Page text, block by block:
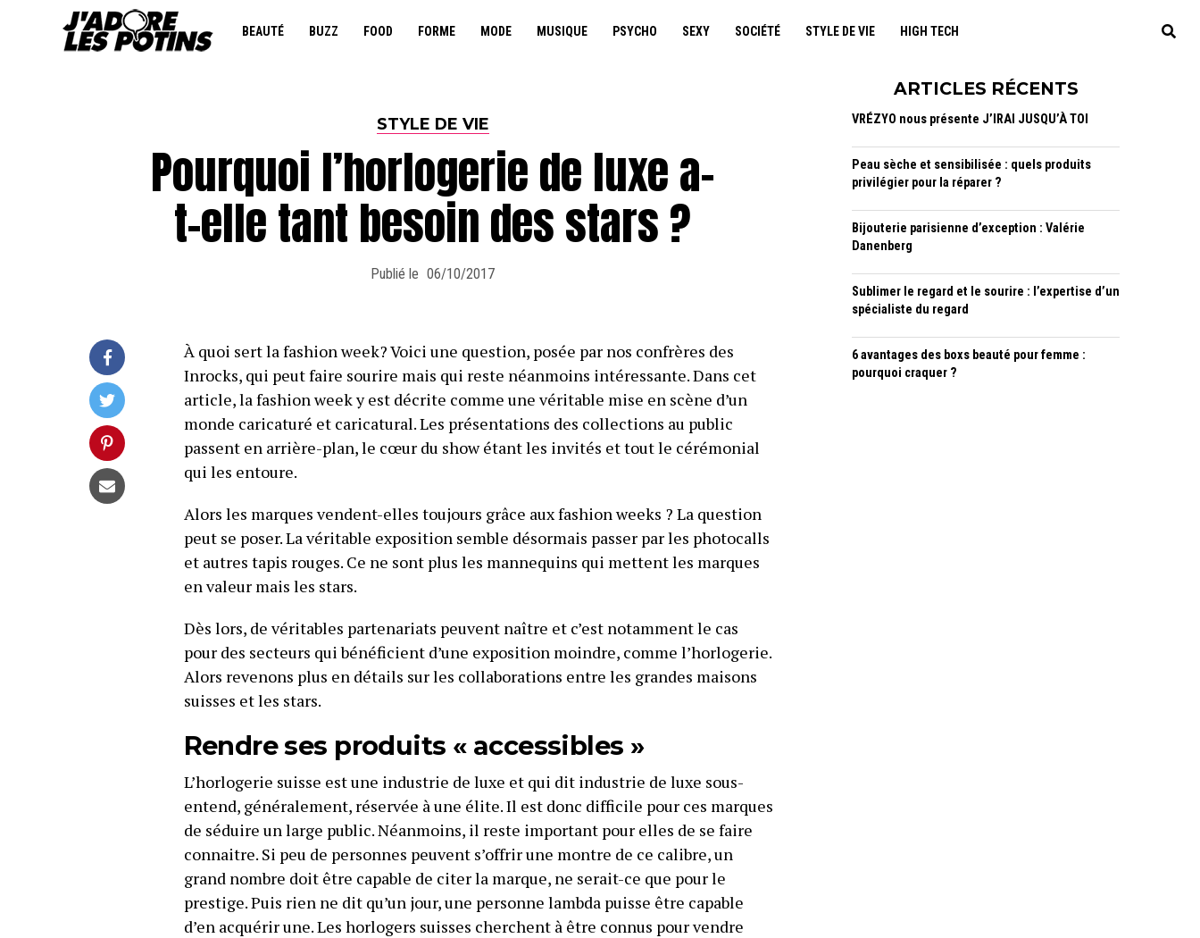
BEAUTÉ BUZZ FOOD FORME MODE MUSIQUE PSYCHO SEXY SOCIÉTÉ STYLE DE VIE HIGH TECH
STYLE DE VIE
Pourquoi l’horlogerie de luxe a-
t-elle tant besoin des stars ?
Publié le 06/10/2017
À quoi sert la fashion week? Voici une question, posée par nos confrères des
Inrocks, qui peut faire sourire mais qui reste néanmoins intéressante. Dans cet
article, la fashion week y est décrite comme une véritable mise en scène d’un
monde caricaturé et caricatural. Les présentations des collections au public
passent en arrière-plan, le cœur du show étant les invités et tout le cérémonial
qui les entoure.
Alors les marques vendent-elles toujours grâce aux fashion weeks ? La question
peut se poser. La véritable exposition semble désormais passer par les photocalls
et autres tapis rouges. Ce ne sont plus les mannequins qui mettent les marques
en valeur mais les stars.
Dès lors, de véritables partenariats peuvent naître et c’est notamment le cas
pour des secteurs qui bénéficient d’une exposition moindre, comme l’horlogerie.
Alors revenons plus en détails sur les collaborations entre les grandes maisons
suisses et les stars.
Rendre ses produits « accessibles »
L’horlogerie suisse est une industrie de luxe et qui dit industrie de luxe sous-
entend, généralement, réservée à une élite. Il est donc difficile pour ces marques
de séduire un large public. Néanmoins, il reste important pour elles de se faire
connaitre. Si peu de personnes peuvent s’offrir une montre de ce calibre, un
grand nombre doit être capable de citer la marque, ne serait-ce que pour le
prestige. Puis rien ne dit qu’un jour, une personne lambda puisse être capable
d’en acquérir une. Les horlogers suisses cherchent à être connus pour vendre
ARTICLES RÉCENTS
VRÉZYO nous présente J’IRAI JUSQU’À TOI
Peau sèche et sensibilisée : quels produits
privilégier pour la réparer ?
Bijouterie parisienne d’exception : Valérie
Danenberg
Sublimer le regard et le sourire : l’expertise d’un
spécialiste du regard
6 avantages des boxs beauté pour femme :
pourquoi craquer ?